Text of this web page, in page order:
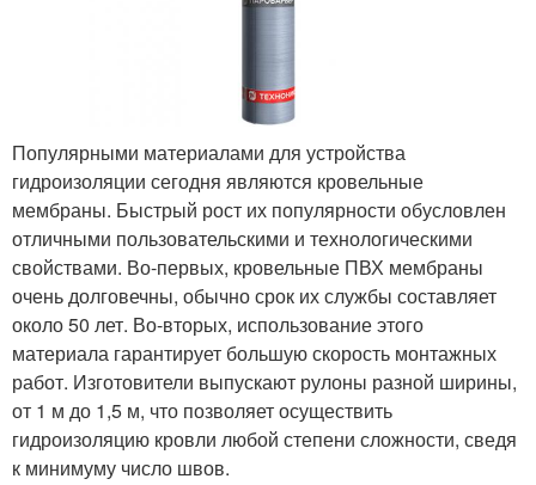
Популярными материалами для устройства
гидроизоляции сегодня являются кровельные
мембраны. Быстрый рост их популярности обусловлен
отличными пользовательскими и технологическими
свойствами. Во-первых, кровельные ПВХ мембраны
очень долговечны, обычно срок их службы составляет
около 50 лет. Во-вторых, использование этого
материала гарантирует большую скорость монтажных
работ. Изготовители выпускают рулоны разной ширины,
от 1 м до 1,5 м, что позволяет осуществить
гидроизоляцию кровли любой степени сложности, сведя
к минимуму число швов.